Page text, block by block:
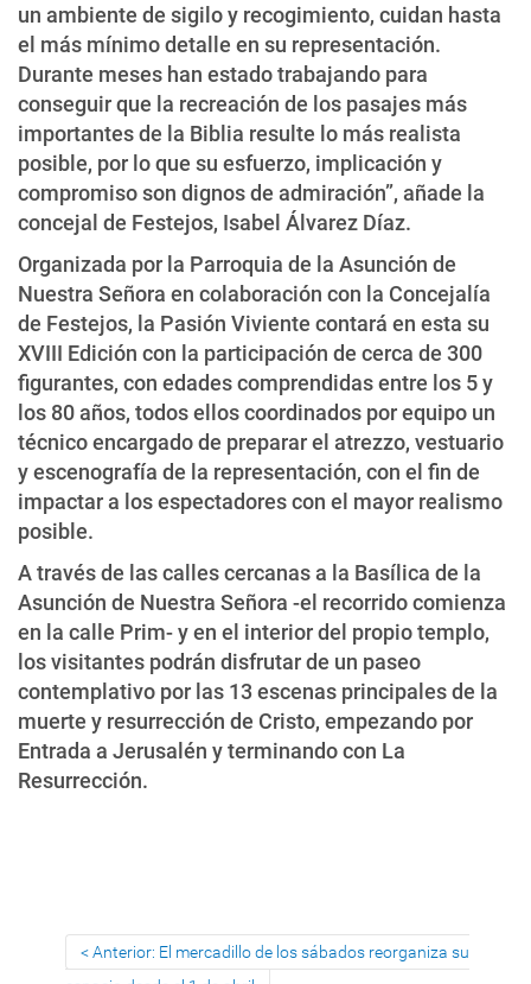
un ambiente de sigilo y recogimiento, cuidan hasta
el más mínimo detalle en su representación.
Durante meses han estado trabajando para
conseguir que la recreación de los pasajes más
importantes de la Biblia resulte lo más realista
posible, por lo que su esfuerzo, implicación y
compromiso son dignos de admiración”, añade la
concejal de Festejos, Isabel Álvarez Díaz.
Organizada por la Parroquia de la Asunción de
Nuestra Señora en colaboración con la Concejalía
de Festejos, la Pasión Viviente contará en esta su
XVIII Edición con la participación de cerca de 300
figurantes, con edades comprendidas entre los 5 y
los 80 años, todos ellos coordinados por equipo un
técnico encargado de preparar el atrezzo, vestuario
y escenografía de la representación, con el fin de
impactar a los espectadores con el mayor realismo
posible.
A través de las calles cercanas a la Basílica de la
Asunción de Nuestra Señora -el recorrido comienza
en la calle Prim- y en el interior del propio templo,
los visitantes podrán disfrutar de un paseo
contemplativo por las 13 escenas principales de la
muerte y resurrección de Cristo, empezando por
Entrada a Jerusalén y terminando con La
Resurrección.
Anterior: El mercadillo de los sábados reorganiza su